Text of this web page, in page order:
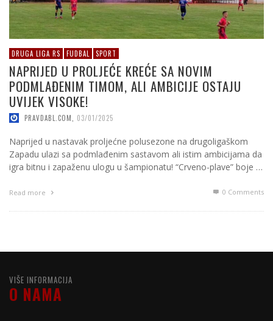
DRUGA LIGA RS FUDBAL SPORT
NAPRIJED U PROLJEĆE KREĆE SA NOVIM
PODMLAĐENIM TIMOM, ALI AMBICIJE OSTAJU
UVIJEK VISOKE!
PRAVDABL.COM 03/01/2025
Naprijed u nastavak proljećne polusezone na drugoligaškom
Zapadu ulazi sa podmlađenim sastavom ali istim ambicijama da
igra bitnu i zapaženu ulogu u šampionatu! “Crveno-plave” boje …
Read more 0 Comments
VIŠE INFORMACIJA
O NAMA